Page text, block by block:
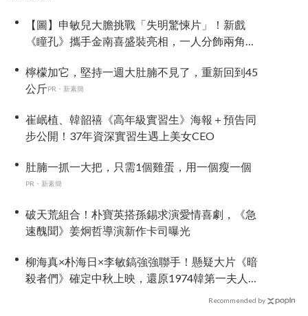
【圖】申敏兒大膽挑戰「失明驚悚片」！新戲
《瞳孔》攜手金南喜盛裝亮相，一人分飾兩角
檸檬加它，堅持一週大肚腩不見了，重新回到45
公斤PR・新素簡
崔岷植、韓韶禧《高年級實習生》海報＋預告同
步公開！37年資深實習生遇上美女CEO
肚腩一抓一大把，只需1個雞蛋，用一個瘦一個
PR・新素簡
破天荒組合！朴寶英搭孫錫求演愛情喜劇，《急
速醜聞》姜炯哲導演新作卡司曝光
柳海真×朴海日×李敏鎬強強聯手！懸疑大片《暗
殺者們》確定中秋上映，還原1974韓第一夫人暗
Recommended by